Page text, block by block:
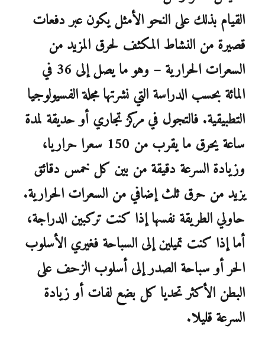
القيام بذلك على النحو الأمثل يكون عبر دفعات
قصيرة من النشاط المكثف لحرق المزيد من
السعرات الحرارية – وهو ما يصل إلى 36 في
المائة بحسب الدراسة التي نشرتها مجلة الفسيولوجيا
التطبيقية. فالتجول في مركز تجاري أو حديقة لمدة
ساعة يحرق ما يقرب من 150 سعرا حراريا،
وزيادة السرعة دقيقة من بين كل خمس دقائق
يزيد من حرق ثلث إضافي من السعرات الحرارية.
حاولي الطريقة نفسها إذا كنت تركبين الدراجة،
أما إذا كنت تميلين إلى السباحة فغيري الأسلوب
الحر أو سباحة الصدر إلى أسلوب الزحف على
البطن الأكثر تحديا كل بضع لفات أو زيادة
السرعة قليلا.